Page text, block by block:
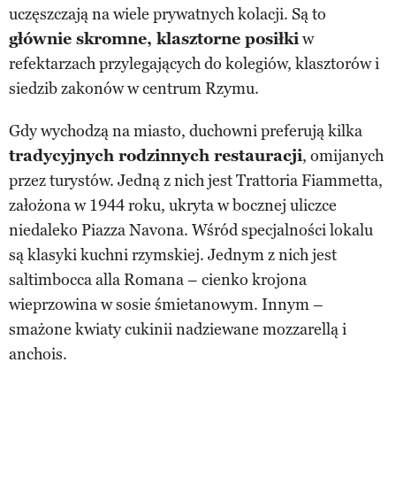
uczęszczają na wiele prywatnych kolacji. Są to
głównie skromne, klasztorne posiłkiw
refektarzach przylegających do kolegiów, klasztorów i
siedzib zakonów w centrum Rzymu.
Gdy wychodzą na miasto, duchowni preferują kilka
tradycyjnych rodzinnych restauracji, omijanych
przez turystów. Jedną z nich jest Trattoria Fiammetta,
założona w 1944 roku, ukryta w bocznej uliczce
niedaleko Piazza Navona. Wśród specjalności lokalu
są klasyki kuchni rzymskiej. Jednym z nich jest
saltimbocca alla Romana – cienko krojona
wieprzowina w sosie śmietanowym. Innym –
smażone kwiaty cukinii nadziewane mozzarellą i
anchois.